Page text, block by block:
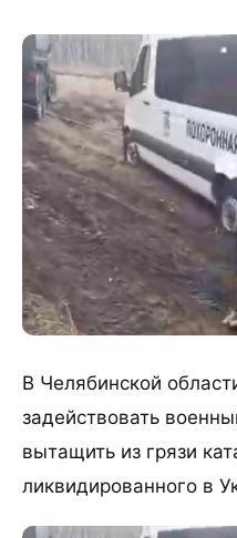
​В Челябинской
задействовать
вытащить из грязи
ликвидированного в